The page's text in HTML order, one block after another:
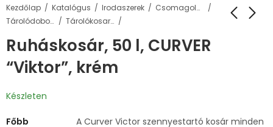
Kezdőlap Katalógus Irodaszerek
Csomagolás, tárolás
Tárolódobozok, ládák és kosarak
Tárolókosarak
Ruháskosár, 50 l, CURVER
“Viktor”, krém
Készleten
Főbb
A Curver Victor szennyestartó kosár minden